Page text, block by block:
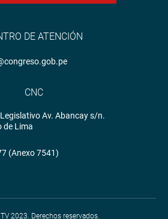
DE ATENCIÓN
CNC
Av. Abancay s/n.
de Lima
(Anexo 7541)
2023. Derechos reservados.